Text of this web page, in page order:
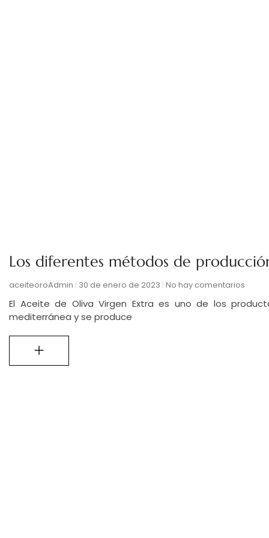
Los diferentes métodos de
aceiteoroAdmin 30 de enero de 2023 No hay comentarios
El Aceite de Oliva Virgen Extra es uno de los
mediterránea y se produce
+